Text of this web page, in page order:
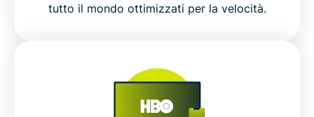
tutto il mondo ottimizzati per la velocità.